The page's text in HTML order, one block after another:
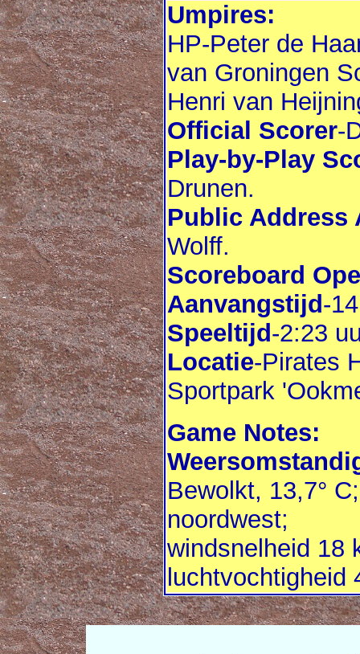
Umpires:
HP-Peter de
van Groningen
Henri van
Official Scorer-
Play-by-Play
Drunen.
Public Address
Wolff.
Scoreboard
Aanvangstijd-
Speeltijd-2:23
Locatie-Pirates
Sportpark
Game Notes:
Bewolkt, 13,7°
noordwest;
windsnelheid 18
luchtvochtigheid